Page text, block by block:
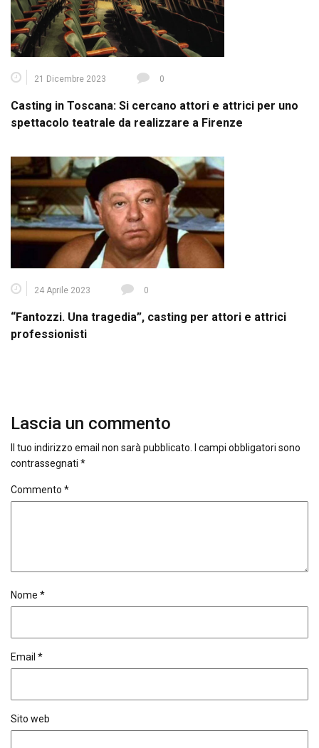
21 Dicembre 2023 0
Casting in Toscana: Si cercano attori e attrici per uno
spettacolo teatrale da realizzare a Firenze
24 Aprile 2023 0
“Fantozzi. Una tragedia”, casting per attori e attrici
professionisti
Lascia un commento
Il tuo indirizzo email non sarà pubblicato.
I campi obbligatori sono
contrassegnati *
Commento *
Nome *
Email *
Sito web